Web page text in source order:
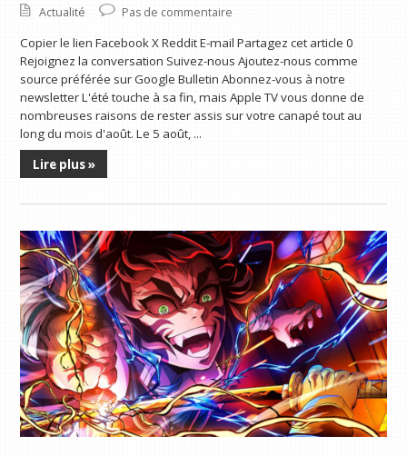
Actualité Pas de commentaire
Copier le lien Facebook X Reddit E-mail Partagez cet article 0
Rejoignez la conversation Suivez-nous Ajoutez-nous comme
source préférée sur Google Bulletin Abonnez-vous à notre
newsletter L'été touche à sa fin, mais Apple TV vous donne de
nombreuses raisons de rester assis sur votre canapé tout au
long du mois d'août. Le 5 août, ...
Lire plus »